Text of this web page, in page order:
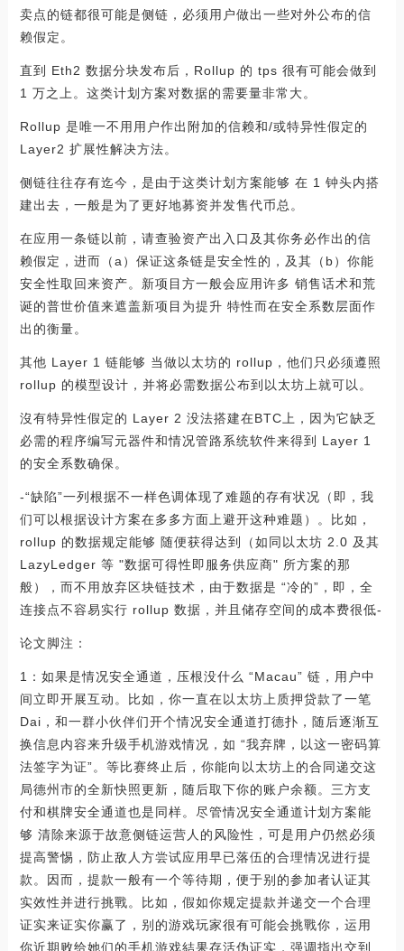
卖点的链都很可能是侧链，必须用户做出一些对外公布的信
赖假定。
直到 Eth2 数据分块发布后，Rollup 的 tps 很有可能会做到
1 万之上。这类计划方案对数据的需要量非常大。
Rollup 是唯一不用用户作出附加的信赖和/或特异性假定的
Layer2 扩展性解决方法。
侧链往往存有迄今，是由于这类计划方案能够 在 1 钟头内搭
建出去，一般是为了更好地募资并发售代币总。
在应用一条链以前，请查验资产出入口及其你务必作出的信
赖假定，进而（a）保证这条链是安全性的，及其（b）你能
安全性取回来资产。新项目方一般会应用许多 销售话术和荒
诞的普世价值来遮盖新项目为提升 特性而在安全系数层面作
出的衡量。
其他 Layer 1 链能够 当做以太坊的 rollup，他们只必须遵照
rollup 的模型设计，并将必需数据公布到以太坊上就可以。
沒有特异性假定的 Layer 2 没法搭建在BTC上，因为它缺乏
必需的程序编写元器件和情况管路系统软件来得到 Layer 1
的安全系数确保。
-“缺陷”一列根据不一样色调体现了难题的存有状况（即，我
们可以根据设计方案在多多方面上避开这种难题）。比如，
rollup 的数据规定能够 随便获得达到（如同以太坊 2.0 及其
LazyLedger 等 "数据可得性即服务供应商" 所方案的那
般），而不用放弃区块链技术，由于数据是 “冷的”，即，全
连接点不容易实行 rollup 数据，并且储存空间的成本费很低-
论文脚注：
1：如果是情况安全通道，压根没什么 “Macau” 链，用户中
间立即开展互动。比如，你一直在以太坊上质押贷款了一笔
Dai，和一群小伙伴们开个情况安全通道打德扑，随后逐渐互
换信息内容来升级手机游戏情况，如 “我弃牌，以这一密码算
法签字为证”。等比赛终止后，你能向以太坊上的合同递交这
局德州市的全新快照更新，随后取下你的账户余额。三方支
付和棋牌安全通道也是同样。尽管情况安全通道计划方案能
够 清除来源于故意侧链运营人的风险性，可是用户仍然必须
提高警惕，防止敌人方尝试应用早已落伍的合理情况进行提
款。因而，提款一般有一个等待期，便于别的参加者认证其
实效性并进行挑戰。比如，假如你规定提款并递交一个合理
证实来证实你赢了，别的游戏玩家很有可能会挑戰你，运用
你近期败给她们的手机游戏結果存活伪证实，强调指出交到